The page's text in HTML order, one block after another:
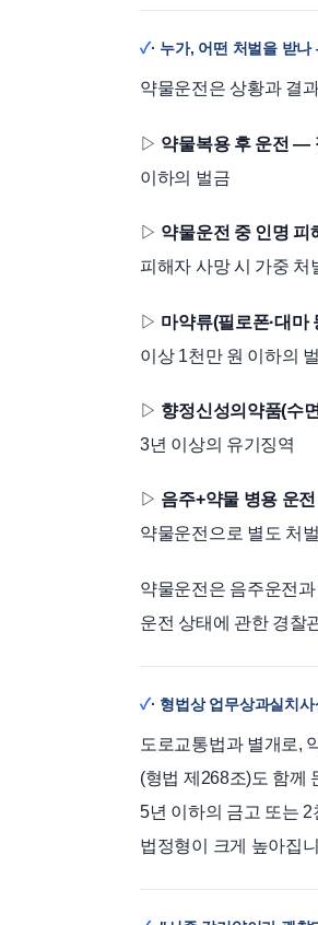
· 누가, 어떤 처벌을 받
약물운전은 상황과 결
▷ 약물복용 후 운전 —
이하의 벌금
▷ 약물운전 중 인명 피
피해자 사망 시 가중 처
▷ 마약류(필로폰·대마
이상 1천만 원 이하의
▷ 향정신성의약품(수
3년 이상의 유기징역
▷ 음주+약물 병용 운전
약물운전으로 별도 처
약물운전은 음주운전
운전 상태에 관한 경찰
· 형법상 업무상과실치
도로교통법과 별개로,
(형법 제268조)도 함께
5년 이하의 금고 또는
법정형이 크게 높아집